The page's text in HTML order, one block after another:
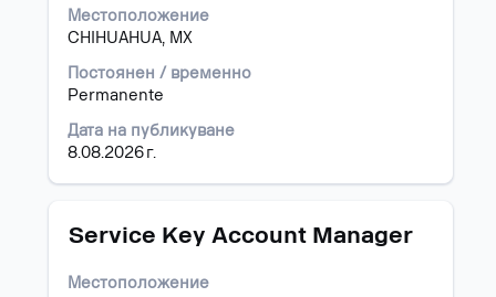
Местоположение
CHIHUAHUA, MX
Постоянен / временно
Permanente
Дата на публикуване
8.08.2026 г.
за
да
пълното
съдържание
на
информацията
задание.
Позиция
Service Key Account Manager
Местоположение
Изберете
бутона